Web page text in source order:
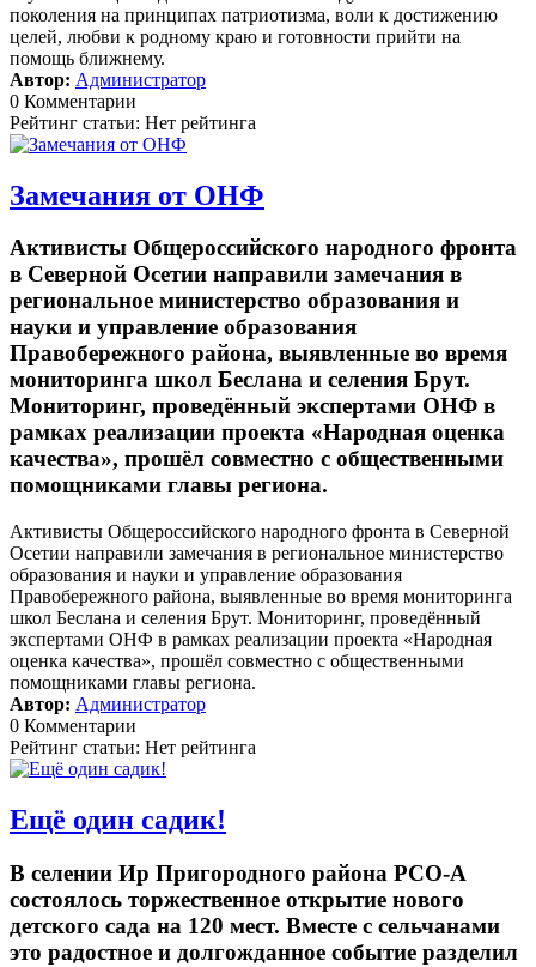
поколения на принципах патриотизма, воли к достижению
целей, любви к родному краю и готовности прийти на
помощь ближнему.
Автор: Администратор
0 Комментарии
Рейтинг статьи: Нет рейтинга
Замечания от ОНФ
Активисты Общероссийского народного фронта
в Северной Осетии направили замечания в
региональное министерство образования и
науки и управление образования
Правобережного района, выявленные во время
мониторинга школ Беслана и селения Брут.
Мониторинг, проведённый экспертами ОНФ в
рамках реализации проекта «Народная оценка
качества», прошёл совместно с общественными
помощниками главы региона.
Активисты Общероссийского народного фронта в Северной
Осетии направили замечания в региональное министерство
образования и науки и управление образования
Правобережного района, выявленные во время мониторинга
школ Беслана и селения Брут. Мониторинг, проведённый
экспертами ОНФ в рамках реализации проекта «Народная
оценка качества», прошёл совместно с общественными
помощниками главы региона.
Автор: Администратор
0 Комментарии
Рейтинг статьи: Нет рейтинга
Ещё один садик!
В селении Ир Пригородного района РСО-А
состоялось торжественное открытие нового
детского сада на 120 мест. Вместе с сельчанами
это радостное и долгожданное событие разделил